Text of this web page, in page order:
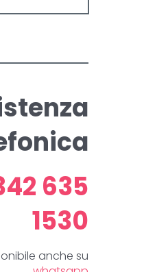
635
1530
anche su